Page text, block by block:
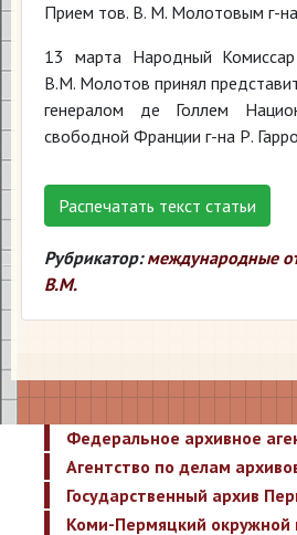
Прием тов. В. М. Молотовым г-на
13 марта Народный
В.М. Молотов принял
генералом де Голлем
свободной Франции г-на Р.
Распечатать текст статьи
Рубрикатор: международные
В.М.
Федеральное архивное
Агентство по делам
Государственный архив
Коми-Пермяцкий окружной